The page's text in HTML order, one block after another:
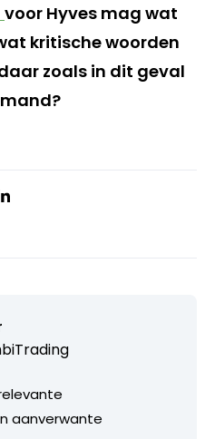
voor Hyves mag wat
kritische woorden
zoals in dit geval
aanverwante